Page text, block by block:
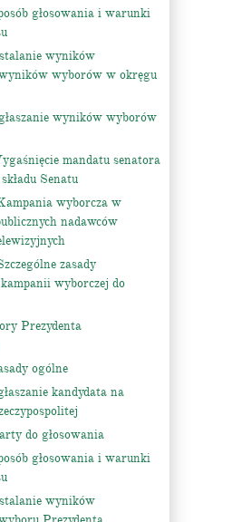
głosowania i warunki
wyników
wyborów w okręgu
wyników wyborów
mandatu senatora
Senatu
wyborcza w
nadawców
zasady
wyborczej do
Prezydenta
ogólne
kandydata na
do głosowania
głosowania i warunki
wyników